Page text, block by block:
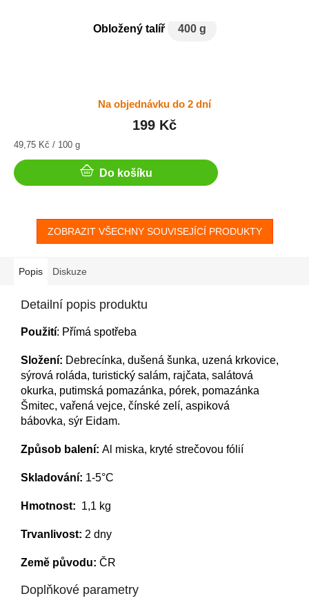
Obložený talíř 400 g
Na objednávku do 2 dní
199 Kč
Měrná
49,75 Kč / 100 g
Do košíku
ZOBRAZIT VŠECHNY SOUVISEJÍCÍ PRODUKTY
Popis Diskuze
Detailní popis produktu
Použití: Přímá spotřeba
Složení: Debrecínka, dušená šunka, uzená krkovice,
sýrová roláda, turistický salám, rajčata, salátová
okurka, putimská pomazánka, pórek, pomazánka
Šmitec, vařená vejce, čínské zelí, aspiková
bábovka, sýr Eidam.
Způsob balení: Al miska, kryté strečovou fólií
Skladování: 1-5°C
Hmotnost: 1,1 kg
Trvanlivost: 2 dny
Země původu: ČR
Doplňkové parametry